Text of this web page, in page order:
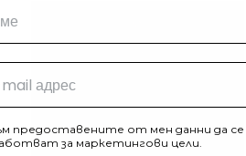
гривни, синджири и дори някои
Талисманът ви позволява да
която да експериментирате
незабравката върху любимия си
очарователно и уникално колие.
предоставените от мен данни да се
за маркетингови цели.